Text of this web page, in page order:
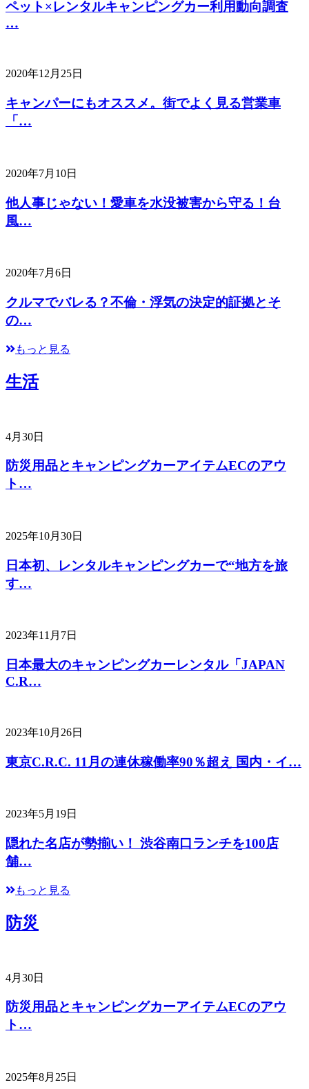
ペット×レンタルキャンピングカー利用動向調査
…
2020年12月25日
キャンパーにもオススメ。街でよく見る営業車
「…
2020年7月10日
他人事じゃない！愛車を水没被害から守る！台
風…
2020年7月6日
クルマでバレる？不倫・浮気の決定的証拠とそ
の…
もっと見る
生活
4月30日
防災用品とキャンピングカーアイテムECのアウ
ト…
2025年10月30日
日本初、レンタルキャンピングカーで“地方を旅
す…
2023年11月7日
日本最大のキャンピングカーレンタル「JAPAN
C.R…
2023年10月26日
東京C.R.C. 11月の連休稼働率90％超え 国内・イ…
2023年5月19日
隠れた名店が勢揃い！ 渋谷南口ランチを100店
舗…
もっと見る
防災
4月30日
防災用品とキャンピングカーアイテムECのアウ
ト…
2025年8月25日